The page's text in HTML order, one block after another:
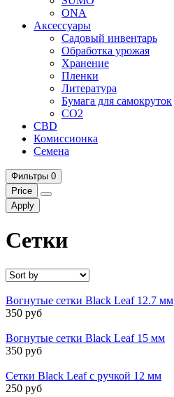
ONA
Аксессуары
Садовый инвентарь
Обработка урожая
Хранение
Пленки
Литература
Бумага для самокруток
CO2
CBD
Комисcионка
Семена
Фильтры 0
Price
Apply
Сетки
Вогнутые сетки Black Leaf 12.7 мм
350 руб
Вогнутые сетки Black Leaf 15 мм
350 руб
Сетки Black Leaf с ручкой 12 мм
250 руб